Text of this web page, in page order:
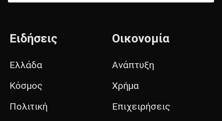
Ειδήσεις
Ελλάδα
Κόσμος
Πολιτική
Οικονομία
Ανάπτυξη
Χρήμα
Επιχειρήσεις